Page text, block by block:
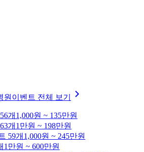
원이벤트 전체 보기
개 1,000원 ~ 135만원
개 1만원 ~ 198만원
59개 1,000원 ~ 245만원
1만원 ~ 600만원